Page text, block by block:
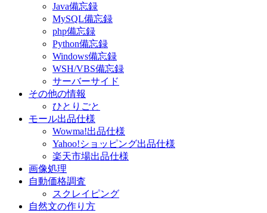
Java備忘録
MySQL備忘録
php備忘録
Python備忘録
Windows備忘録
WSH/VBS備忘録
サーバーサイド
その他の情報
ひとりごと
モール出品仕様
Wowma!出品仕様
Yahoo!ショッピング出品仕様
楽天市場出品仕様
画像処理
自動価格調査
スクレイピング
自然文の作り方